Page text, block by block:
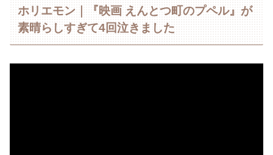
ホリエモン｜『映画 えんとつ町のプペル』が
素晴らしすぎて4回泣きました